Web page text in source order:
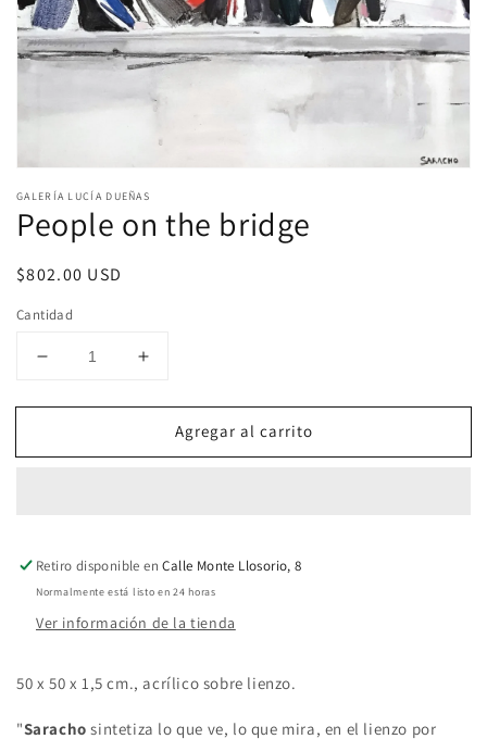
elemento
1
en
ventana
GALERÍA LUCÍA DUEÑAS
People on the bridge
Precio
$802.00 USD
Cantidad
Reducir
para
on
Aumentar
para
People
on
Agregar al carrito
Retiro disponible enCalle Monte Llosorio, 8
Normalmente está listo en 24 horas
Ver información de la tienda
50 x 50 x 1,5 cm., acrílico sobre lienzo.
"Saracho sintetiza lo que ve, lo que mira, en el lienzo por